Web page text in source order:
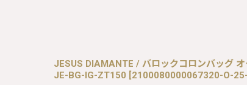
JESUS DIAMANTE / バロックコロンバッグ
JE-BG-IG-ZT150 [2100080000067320-O-